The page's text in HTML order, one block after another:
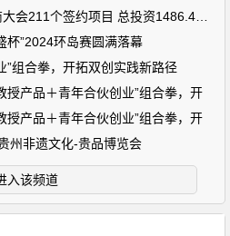
杯”2024环岛赛圆满落幕
”组合拳，开拓双创实践新路径
授产品＋青年合伙创业”组合拳，开
授产品＋青年合伙创业”组合拳，开
州非遗文化-贵品博览会
入该频道